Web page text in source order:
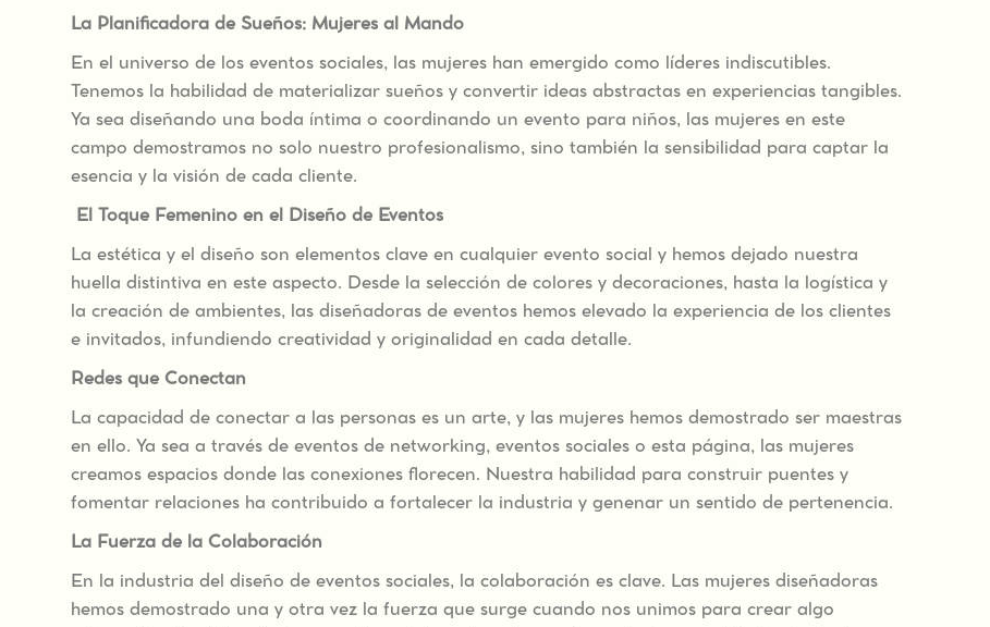
La Planificadora de Sueños: Mujeres al Mando
En el universo de los eventos sociales, las mujeres han emergido como líderes indiscutibles.
Tenemos la habilidad de materializar sueños y convertir ideas abstractas en experiencias tangibles.
Ya sea diseñando una boda íntima o coordinando un evento para niños, las mujeres en este
campo demostramos no solo nuestro profesionalismo, sino también la sensibilidad para captar la
esencia y la visión de cada cliente.
El Toque Femenino en el Diseño de Eventos
La estética y el diseño son elementos clave en cualquier evento social y hemos dejado nuestra
huella distintiva en este aspecto. Desde la selección de colores y decoraciones, hasta la logística y
la creación de ambientes, las diseñadoras de eventos hemos elevado la experiencia de los clientes
e invitados, infundiendo creatividad y originalidad en cada detalle.
Redes que Conectan
La capacidad de conectar a las personas es un arte, y las mujeres hemos demostrado ser maestras
en ello. Ya sea a través de eventos de networking, eventos sociales o esta página, las mujeres
creamos espacios donde las conexiones florecen. Nuestra habilidad para construir puentes y
fomentar relaciones ha contribuido a fortalecer la industria y genenar un sentido de pertenencia.
La Fuerza de la Colaboración
En la industria del diseño de eventos sociales, la colaboración es clave. Las mujeres diseñadoras
hemos demostrado una y otra vez la fuerza que surge cuando nos unimos para crear algo